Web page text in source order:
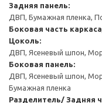
Задняя панель:
ДВП, Бумажная пленка,
Боковая часть
Цоколь:
ДВП, Ясеневый шпон,
Боковая панель:
ДВП, Ясеневый шпон,
Бумажная пленка
Разделитель/ Задняя